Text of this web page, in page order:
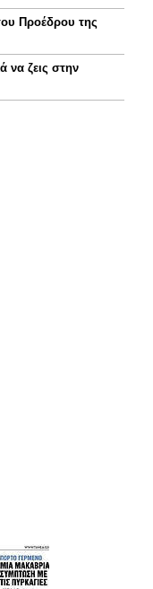
Προέδρου της
να ζεις στην